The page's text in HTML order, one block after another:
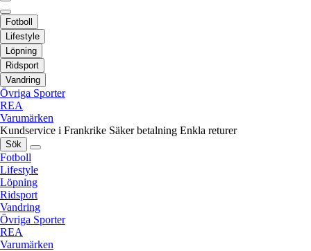
Fotboll
Lifestyle
Löpning
Ridsport
Vandring
Övriga Sporter
REA
Varumärken
Kundservice i Frankrike Säker betalning Enkla returer
Sök
Fotboll
Lifestyle
Löpning
Ridsport
Vandring
Övriga Sporter
REA
Varumärken